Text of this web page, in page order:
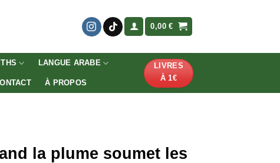
0,00€
LANGUE ARABE
À PROPOS
LIVRES
À 1€
la plume soumet les